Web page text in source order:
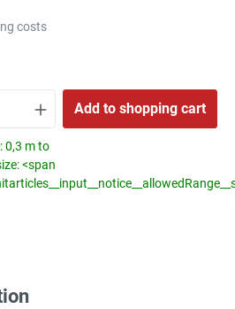
costs
Add to shopping cart
0,3 m to
<span